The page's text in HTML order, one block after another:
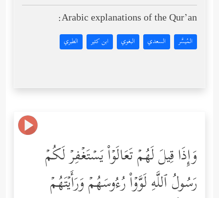
Arabic explanations of the Qur’an:
المُيسَّر السعدي البغوي ابن كثير الطبري
وَإِذَا قِیلَ لَهُمۡ تَعَالَوۡاْ یَسۡتَغۡفِرۡ لَكُمۡ
رَسُولُ ٱللَّهِ لَوَّوۡاْ رُءُوسَهُمۡ وَرَأَیۡتَهُمۡ